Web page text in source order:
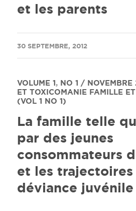
et les parents
30 SEPTEMBRE, 2012
/
VOLUME 1, NO 1 /
ET TOXICOMANIE FAMILLE
(VOL 1 NO 1)
La famille telle
par des jeunes
consommateurs
et les
déviance juvénile